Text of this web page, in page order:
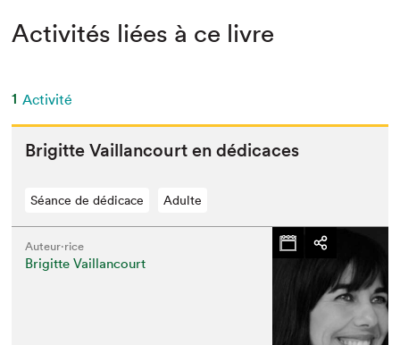
Activités liées à ce livre
1 Activité
Brigitte Vail­lan­court en dédicaces
Séance de dédicace Adulte
Auteur·rice
Brigitte Vaillancourt